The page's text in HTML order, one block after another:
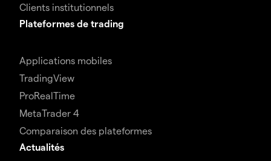
Clients institutionnels
Plateformes de trading
Applications mobiles
TradingView
ProRealTime
MetaTrader 4
Comparaison des plateformes
Actualités